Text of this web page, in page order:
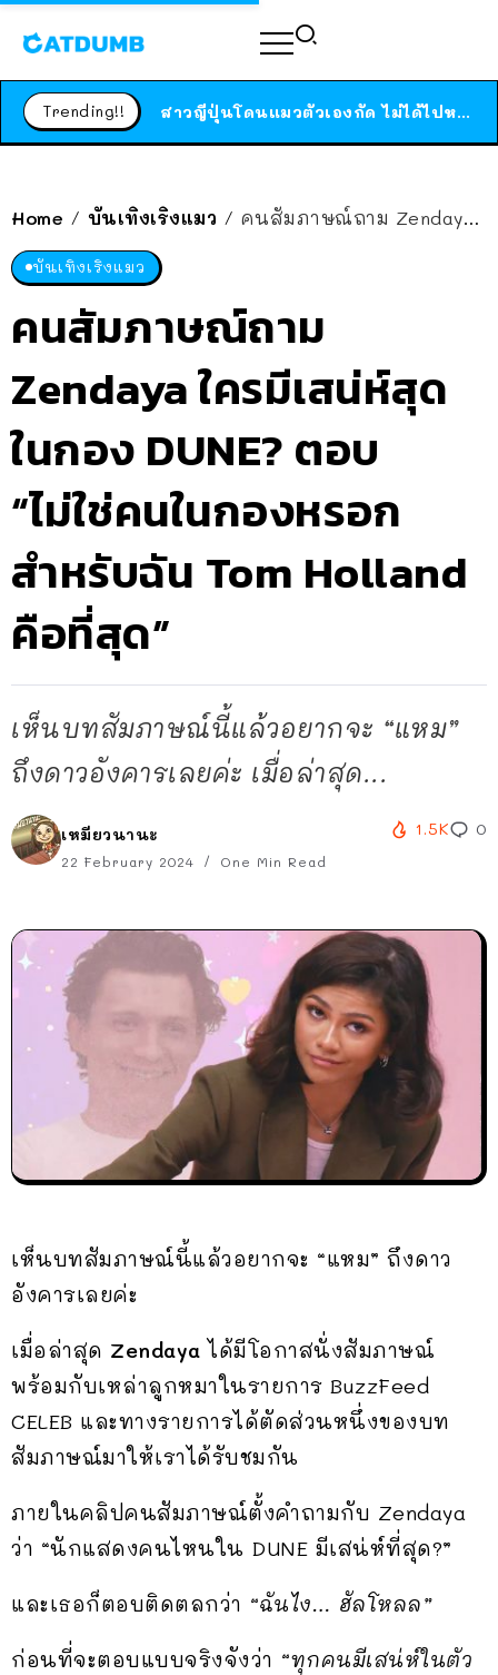
Trending!! ได้เวลาเด็กหนวดรวมตัว RF Online Next เปิดให้เล่นแล้ว เกม Sci-Fi MMORPG ระดับตำนาน เล่นได้ทั้งมือถือและ PC
Home / บันเทิงเริงแมว / คนสัมภาษณ์ถาม Zendaya ใครมีเสน่ห์สุดในกอง DUNE? ตอบ “ไม่ใช่คนในกองหรอก สำหรับฉัน Tom Holland คือที่สุด”
บันเทิงเริงแมว
คนสัมภาษณ์ถาม
Zendaya ใครมีเสน่ห์สุด
ในกอง DUNE? ตอบ
“ไม่ใช่คนในกองหรอก
สำหรับฉัน Tom Holland
คือที่สุด”
เห็นบทสัมภาษณ์นี้แล้วอยากจะ “แหม”
ถึงดาวอังคารเลยค่ะ เมื่อล่าสุด...
เหมียวนานะ
22 February 2024 One Min Read
1.5K 0
เห็นบทสัมภาษณ์นี้แล้วอยากจะ “แหม” ถึงดาว
อังคารเลยค่ะ
เมื่อล่าสุด Zendaya ได้มีโอกาสนั่งสัมภาษณ์
พร้อมกับเหล่าลูกหมาในรายการ BuzzFeed
CELEB และทางรายการได้ตัดส่วนหนึ่งของบท
สัมภาษณ์มาให้เราได้รับชมกัน
ภายในคลิปคนสัมภาษณ์ตั้งคำถามกับ Zendaya
ว่า “นักแสดงคนไหนใน DUNE มีเสน่ห์ที่สุด?”
และเธอก็ตอบติดตลกว่า “ฉันไง… ฮัลโหลล”
ก่อนที่จะตอบแบบจริงจังว่า “ทุกคนมีเสน่ห์ในตัว